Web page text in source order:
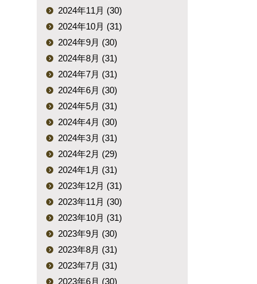
2024年11月 (30)
2024年10月 (31)
2024年9月 (30)
2024年8月 (31)
2024年7月 (31)
2024年6月 (30)
2024年5月 (31)
2024年4月 (30)
2024年3月 (31)
2024年2月 (29)
2024年1月 (31)
2023年12月 (31)
2023年11月 (30)
2023年10月 (31)
2023年9月 (30)
2023年8月 (31)
2023年7月 (31)
2023年6月 (30)